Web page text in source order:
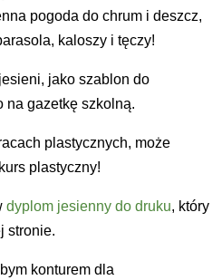
pogoda do chrum i deszcz,
kaloszy i tęczy!
jako szablon do
na gazetkę szkolną.
plastycznych, może
plastyczny!
dyplom jesienny do druku, który
stronie.
konturem dla